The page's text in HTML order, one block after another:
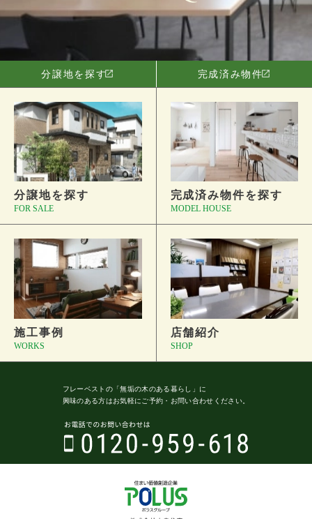
分譲地を探す 完成済み物件
分譲地を探す
FOR SALE
完成済み物件を探す
MODEL HOUSE
施工事例
WORKS
店舗紹介
SHOP
フレーベストの 「無垢の木のある暮らし」に
興味のある方はお気軽にご予約・ お問い合わせください。